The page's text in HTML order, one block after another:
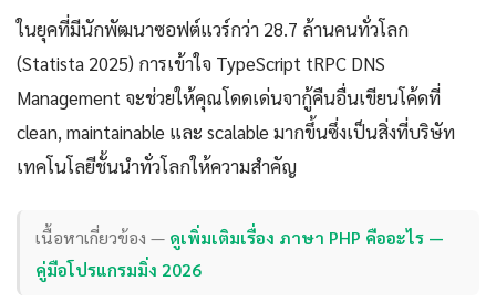
ในยุคที่มีนักพัฒนาซอฟต์แวร์กว่า 28.7 ล้านคนทั่วโลก
(Statista 2025) การเข้าใจ TypeScript tRPC DNS
Management จะช่วยให้คุณโดดเด่นจากู้คืนอื่นเขียนโค้ดที่
clean, maintainable และ scalable มากขึ้นซึ่งเป็นสิ่งที่บริษัท
เทคโนโลยีชั้นนำทั่วโลกให้ความสำคัญ
เนื้อหาเกี่ยวข้อง — ดูเพิ่มเติมเรื่อง ภาษา PHP คืออะไร —
คู่มือโปรแกรมมิ่ง 2026